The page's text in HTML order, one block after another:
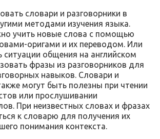
словари и разговорники в
методами изучения языка.
учить новые слова с помощью
оригами и их переводом. Или
общения на английском
фразы из разговорников для
навыков. Словари и
могут быть полезны при чтении
или прослушивании
При неизвестных словах и фразах
к словарю для получения их
понимания контекста.